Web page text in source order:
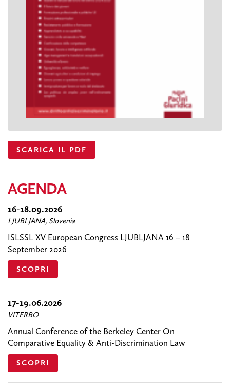
SCARICA IL PDF
AGENDA
16-18.09.2026
LJUBLJANA, Slovenia
ISLSSL XV European Congress LJUBLJANA 16 – 18
September 2026
SCOPRI
17-19.06.2026
VITERBO
Annual Conference of the Berkeley Center On
Comparative Equality & Anti-Discrimination Law
SCOPRI